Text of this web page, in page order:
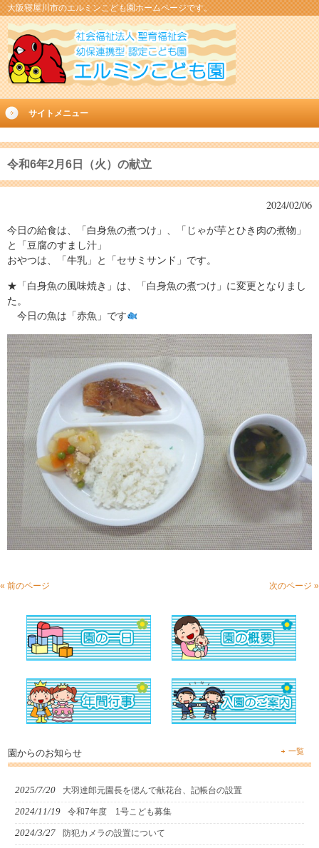
大阪寝屋川市のエルミンこども園ホームページです。
サイトメニュー
令和6年2月6日（火）の献立
2024/02/06
今日の給食は、「白身魚の煮つけ」、「じゃが芋とひき肉の煮物」
と「豆腐のすまし汁」
おやつは、「牛乳」と「セサミサンド」です。
★「白身魚の風味焼き」は、「白身魚の煮つけ」に変更となりまし
た。
今日の魚は「赤魚」です
« 前のページ 次のページ »
園からのお知らせ 一覧
2025/7/20 大羽達郎元園長を偲んで献花台、記帳台の設置
2024/11/19 令和7年度 1号こども募集
2024/3/27 防犯カメラの設置について